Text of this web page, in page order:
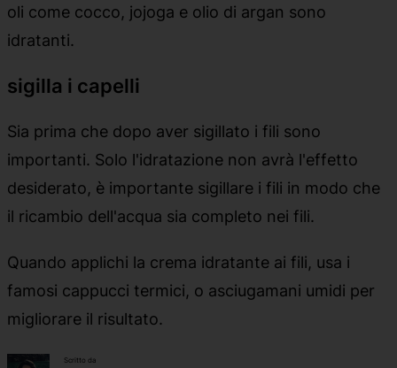
oli come cocco, jojoga e olio di argan sono
idratanti.
sigilla i capelli
Sia prima che dopo aver sigillato i fili sono
importanti. Solo l'idratazione non avrà l'effetto
desiderato, è importante sigillare i fili in modo che
il ricambio dell'acqua sia completo nei fili.
Quando applichi la crema idratante ai fili, usa i
famosi cappucci termici, o asciugamani umidi per
migliorare il risultato.
Scritto da